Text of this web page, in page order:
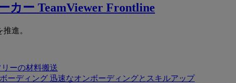
カー TeamViewer Frontline
進。
ーの材料搬送
ーディング 迅速なオンボーディングとスキルアップ